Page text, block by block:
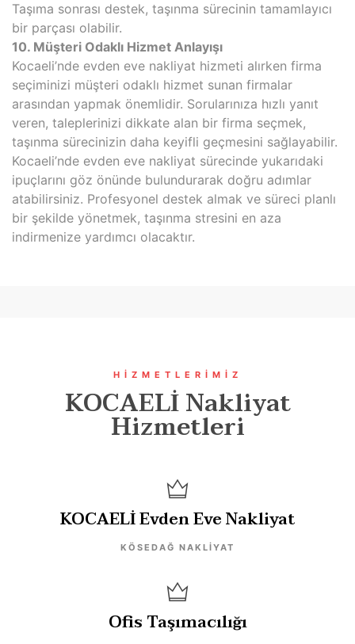
Taşıma sonrası destek, taşınma sürecinin tamamlayıcı
bir parçası olabilir.
10. Müşteri Odaklı Hizmet Anlayışı
Kocaeli’nde evden eve nakliyat hizmeti alırken firma
seçiminizi müşteri odaklı hizmet sunan firmalar
arasından yapmak önemlidir. Sorularınıza hızlı yanıt
veren, taleplerinizi dikkate alan bir firma seçmek,
taşınma sürecinizin daha keyifli geçmesini sağlayabilir.
Kocaeli’nde evden eve nakliyat sürecinde yukarıdaki
ipuçlarını göz önünde bulundurarak doğru adımlar
atabilirsiniz. Profesyonel destek almak ve süreci planlı
bir şekilde yönetmek, taşınma stresini en aza
indirmenize yardımcı olacaktır.
HIZMETLERIMIZ
KOCAELİ Nakliyat
Hizmetleri
KOCAELİ Evden Eve Nakliyat
KÖSEDAĞ NAKLIYAT
Ofis Taşımacılığı